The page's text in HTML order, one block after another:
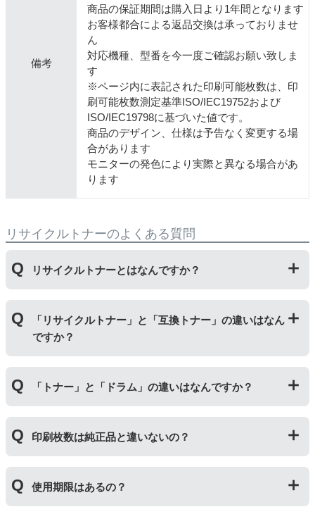
備考
商品の保証期間は購入日より1年間となります
お客様都合による返品交換は承っておりませ
ん
対応機種、型番を今一度ご確認お願い致しま
す
※ページ内に表記された印刷可能枚数は、印
刷可能枚数測定基準ISO/IEC19752および
ISO/IEC19798に基づいた値です。
商品のデザイン、仕様は予告なく変更する場
合があります
モニターの発色により実際と異なる場合があ
ります
リサイクルトナーのよくある質問
リサイクルトナーとはなんですか？
にて洗浄やトナー(粉)充填をしたうえで、再度販売して
いる商品です。
純正品に比べて、印刷代を節約することができます。
「リサイクルトナー」と「互換トナー」の違いはなん
ですか？
ッジを国内で1本づつ丁寧に製造しているため、比較的
不具合の起きにくい商品です。
「互換トナー」は純正品を模して製造された大量生産さ
れた商品のため、お求めやすい価格になっております。
「トナー」と「ドラム」の違いはなんですか？
ートリッジのことです。「ドラム(感光体ユニット)」は
トナーを用紙に写すためのもので、トナーカートリッジ
の器にあたる部分になります。
トナーとドラムはそれぞれ印字できる枚数が異なってい
印刷枚数は純正品と違いないの？
一部型番は、純正品より多く印刷が可能なエコッテオリ
ジナルの【特別増量版】もございます。
使用期限はあるの？